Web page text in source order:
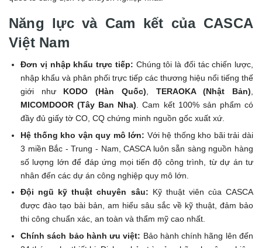
Năng lực và Cam kết của CASCA
Việt Nam
Đơn vị nhập khẩu trực tiếp: Chúng tôi là đối tác chiến lược,
nhập khẩu và phân phối trực tiếp các thương hiệu nổi tiếng thế
giới như KODO (Hàn Quốc) TERAOKA (Nhật Bản)
MICOMDOOR (Tây Ban Nha) . Cam kết 100% sản phẩm có
đầy đủ giấy tờ CO, CQ chứng minh nguồn gốc xuất xứ.
Hệ thống kho vận quy mô lớn: Với hệ thống kho bãi trải dài
3 miền Bắc - Trung - Nam, CASCA luôn sẵn sàng nguồn hàng
số lượng lớn để đáp ứng mọi tiến độ công trình, từ dự án tư
nhân đến các dự án công nghiệp quy mô lớn.
Đội ngũ kỹ thuật chuyên sâu: Kỹ thuật viên của CASCA
được đào tạo bài bản, am hiểu sâu sắc về kỹ thuật, đảm bảo
thi công chuẩn xác, an toàn và thẩm mỹ cao nhất.
Chính sách bảo hành ưu việt: Bảo hành chính hãng lên đến